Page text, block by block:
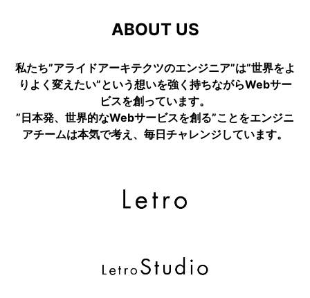
ABOUT US
私たち”アライドアーキテクツのエンジニア”は”世界をよ
りよく変えたい”という想いを強く持ちながらWebサー
ビスを創っています。
”日本発、世界的なWebサービスを創る”ことをエンジニ
アチームは本気で考え、毎日チャレンジしています。